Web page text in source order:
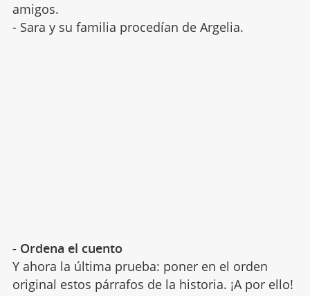
amigos.
- Sara y su familia procedían de Argelia.
- Ordena el cuento
Y ahora la última prueba: poner en el orden
original estos párrafos de la historia. ¡A por ello!